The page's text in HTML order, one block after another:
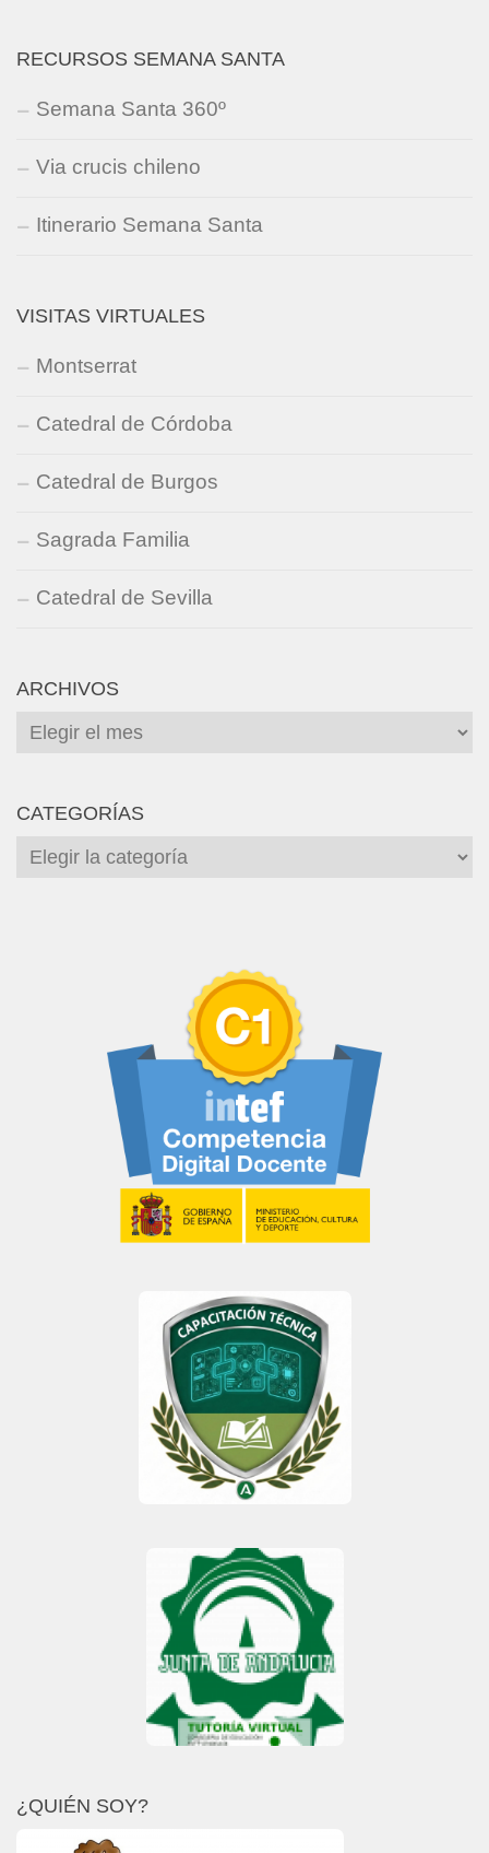
RECURSOS SEMANA SANTA
Semana Santa 360º
Via crucis chileno
Itinerario Semana Santa
VISITAS VIRTUALES
Montserrat
Catedral de Córdoba
Catedral de Burgos
Sagrada Familia
Catedral de Sevilla
ARCHIVOS
Archivos
CATEGORÍAS
Categorías
¿QUIÉN SOY?